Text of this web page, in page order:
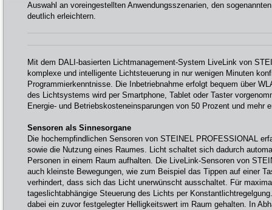
Auswahl an voreingestellten Anwendungsszenarien, den
deutlich erleichtern.
Mit dem DALI-basierten Lichtmanagement-System LiveLink von
komplexe und intelligente Lichtsteuerung in nur wenigen Minuten
Programmierkenntnisse. Die Inbetriebnahme erfolgt bequem über
des Lichtsystems wird per Smartphone, Tablet oder Taster
Energie- und Betriebskosteneinsparungen von 50 Prozent und mehr
Sensoren als Sinnesorgane
Die hochempfindlichen Sensoren von STEINEL PROFESSIONAL
sowie die Nutzung eines Raumes. Licht schaltet sich dadurch
Personen in einem Raum aufhalten. Die LiveLink-Sensoren von
auch kleinste Bewegungen, wie zum Beispiel das Tippen auf einer
verhindert, dass sich das Licht unerwünscht ausschaltet. Für
tageslichtabhängige Steuerung des Lichts per
dabei ein zuvor festgelegter Helligkeitswert im Raum gehalten. In